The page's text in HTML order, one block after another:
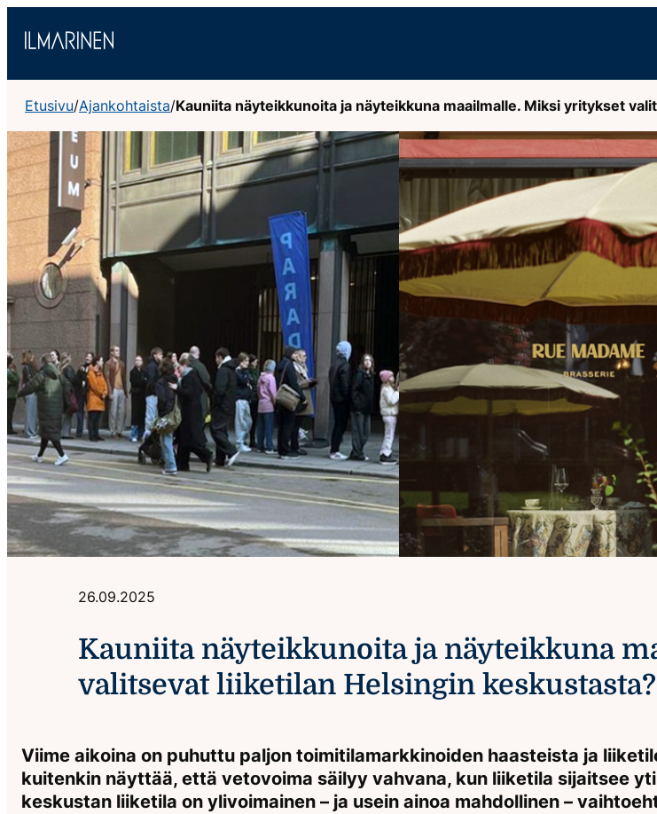
sisältöön
Etusivu/Ajankohtaista/Kauniita näyteikkunoita ja näyteikkuna maailmalle. Miksi yritykset
Kauniita näyteikkunoita ja näyteikkuna
valitsevat liiketilan Helsingin keskustasta?
26.09.2025
Viime aikoina on puhuttu paljon toimitilamarkkinoiden haasteista ja
kuitenkin näyttää, että vetovoima säilyy vahvana, kun liiketila sijaitsee
keskustan liiketila on ylivoimainen – ja usein ainoa mahdollinen –